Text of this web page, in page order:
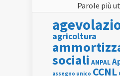
Parole più
agricoltura
sociali ANPAL
assegno unico CCNL